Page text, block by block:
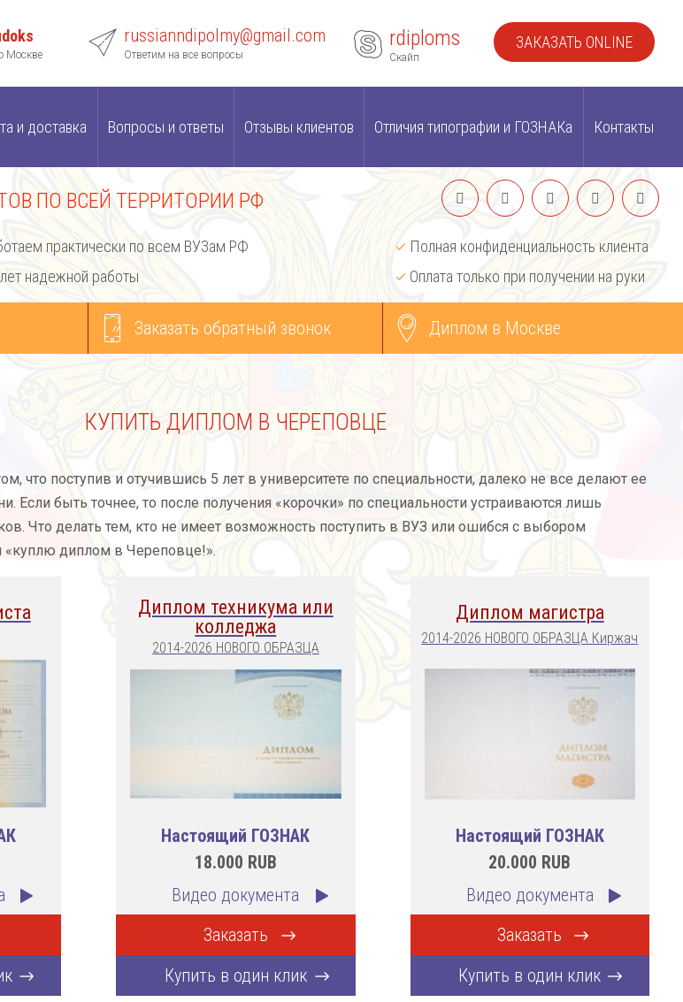
Москве
russianndipolmy@gmail.com
Ответим на все вопросы
rdiploms
Скайп
ЗАКАЗАТЬ ONLINE
и доставка Вопросы и ответы Отзывы клиентов Отличия типографии и ГОЗНАКа Контакты
ПО ВСЕЙ ТЕРРИТОРИИ РФ
практически по всем ВУЗам РФ
надежной работы
Полная конфиденциальность клиента
Оплата только при получении на руки
Заказать обратный звонок Диплом в Москве
КУПИТЬ ДИПЛОМ В ЧЕРЕПОВЦЕ
что поступив и отучившись 5 лет в университете по специальности, далеко не все делают ее
Если быть точнее, то после получения «корочки» по специальности устраиваются лишь
Что делать тем, кто не имеет возможность поступить в ВУЗ или ошибся с выбором
«куплю диплом в Череповце!».
Диплом техникума или
колледжа
2014-2026 НОВОГО ОБРАЗЦА
Настоящий ГОЗНАК
18.000 RUB
Видео документа
Заказать
Купить в один клик
Диплом магистра
2014-2026 НОВОГО ОБРАЗЦА Киржач
Настоящий ГОЗНАК
20.000 RUB
Видео документа
Заказать
Купить в один клик